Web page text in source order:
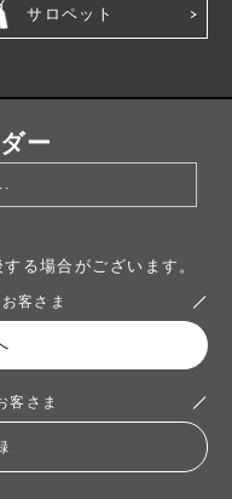
サロペット
ー
る場合がございます。
客さま
客さま